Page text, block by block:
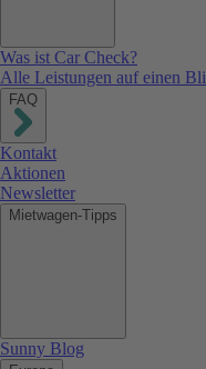
Was ist Car Check?
Alle Leistungen auf einen
FAQ
Kontakt
Aktionen
Newsletter
Mietwagen-Tipps
Sunny Blog